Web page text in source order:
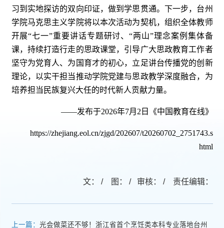
习到实地探访的双向印证，做到学思贯通。下一步，台州
学院马克思主义学院将以本次活动为契机，组织全体教师
开展“七一”重要讲话专题研讨、“两山”理念案例集体备
课，持续打造行走的思政课堂，引导广大思政教育工作者
坚守为党育人、为国育才的初心，立足讲台传播党的创新
理论，以实干担当推动学院党建与思政教学深度融合，为
培养担当民族复兴大任的时代新人贡献力量。
——发布于2026年7月2日《中国教育在线》
https://zhejiang.eol.cn/zjgd/202607/t20260702_2751743.s
html
文： / 图： / 审核： / 责任编辑：
上一篇： 光会做菜还不够！浙江省首个烹饪类本科专业落地台州